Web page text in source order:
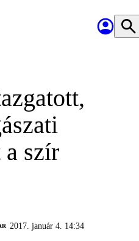
a szír
2017. január 4. 14:34